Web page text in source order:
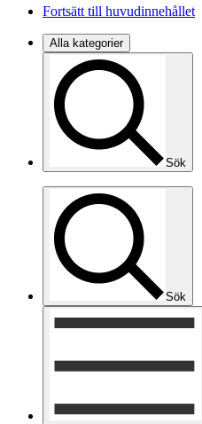
Fortsätt till huvudinnehållet
Alla kategorier
Sök
Sök